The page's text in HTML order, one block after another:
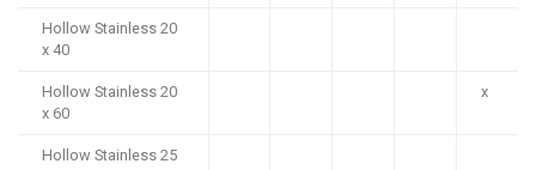
Hollow Stainless 20
x 40
Hollow Stainless 20
x 60
x
Hollow Stainless 25